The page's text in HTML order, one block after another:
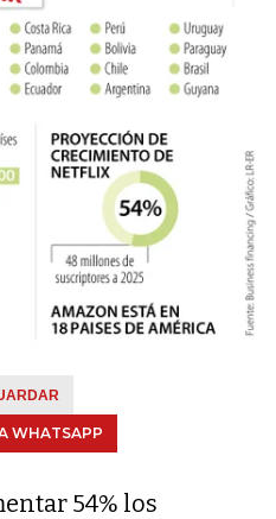
WHATSAPP
54% los